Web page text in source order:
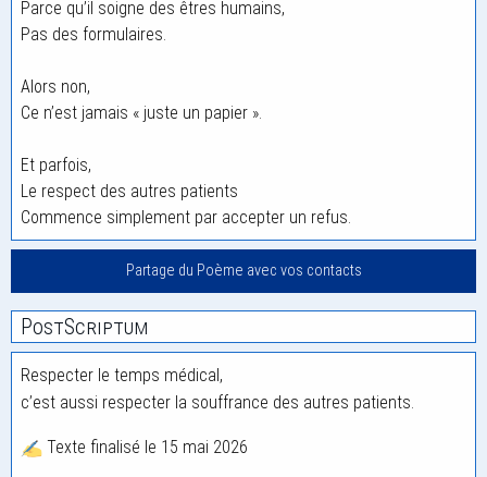
Parce qu’il soigne des êtres humains,
Pas des formulaires.
Alors non,
Ce n’est jamais « juste un papier ».
Et parfois,
Le respect des autres patients
Commence simplement par accepter un refus.
Partage du Poème avec vos contacts
PostScriptum
Respecter le temps médical,
c’est aussi respecter la souffrance des autres patients.
Texte finalisé le 15 mai 2026